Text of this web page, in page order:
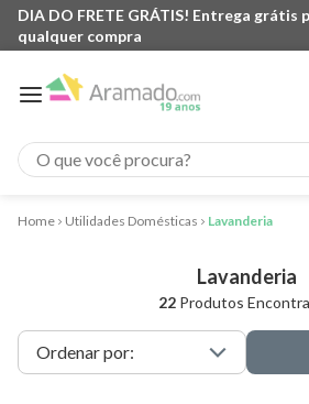
DIA DO FRETE GRÁTIS! Entrega grátis
qualquer compra
O que você procura?
Utilidades Domésticas Lavanderia
Lavanderia
22Produtos